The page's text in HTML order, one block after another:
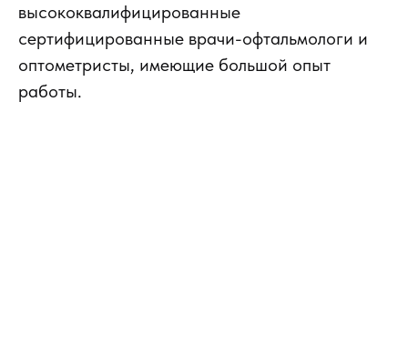
высококвалифицированные
сертифицированные врачи-офтальмологи и
оптометристы, имеющие большой опыт
работы.